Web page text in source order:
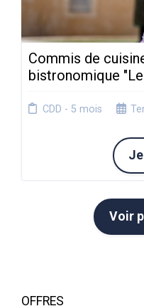
Commis de
bistronomique
CDD - 5 mois
Voir
OFFRES